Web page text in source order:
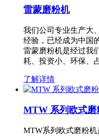
雷蒙磨粉机
我们公司专业生产大
经验，已经成为中国
雷蒙磨粉机是经过我
耗、投资小、环保、
了解详情
MTW 系列欧式磨
MTW系列欧式磨粉